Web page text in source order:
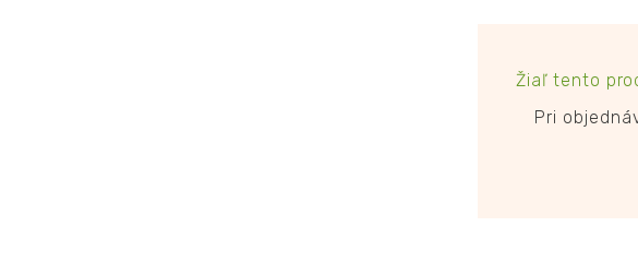
Žiaľ tento
Pri